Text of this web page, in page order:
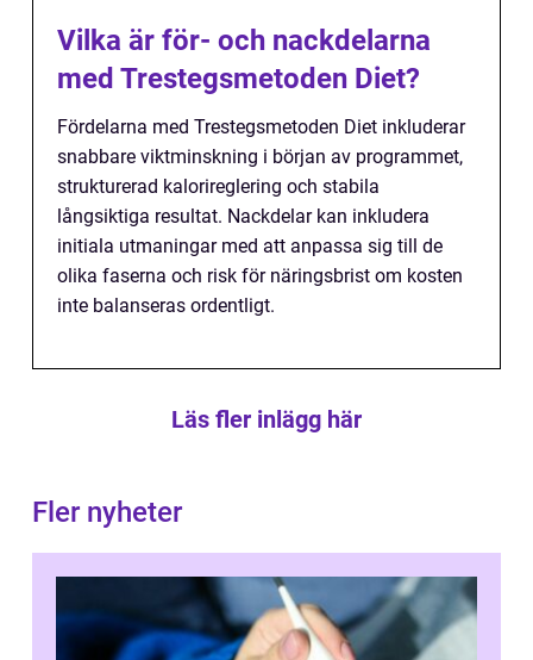
Vilka är för- och nackdelarna
med Trestegsmetoden Diet?
Fördelarna med Trestegsmetoden Diet inkluderar
snabbare viktminskning i början av programmet,
strukturerad kalorireglering och stabila
långsiktiga resultat. Nackdelar kan inkludera
initiala utmaningar med att anpassa sig till de
olika faserna och risk för näringsbrist om kosten
inte balanseras ordentligt.
Läs fler inlägg här
Fler nyheter